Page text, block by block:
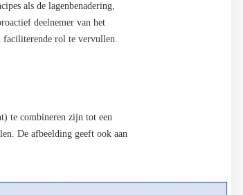
als de lagenbenadering,
deelnemer van het
faciliterende rol te vervullen.
te combineren zijn tot een
De afbeelding geeft ook aan